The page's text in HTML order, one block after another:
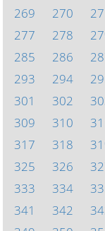
269
270
277
278
285
286
293
294
301
302
309
310
317
318
325
326
333
334
341
342